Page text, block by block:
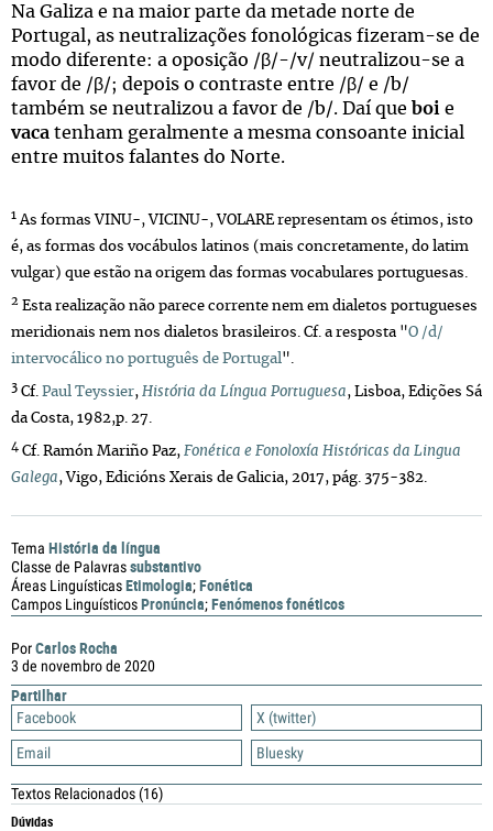
PorCarlos Rocha
3 de novembro de 2020
Partilhar
Facebook
X (twitter)
Email
Bluesky
Textos Relacionados(16)
Dúvidas
Na Galiza e na maior parte da metade norte de
Portugal, as neutralizações fonológicas fizeram-se de
modo diferente: a oposição /β/-/v/ neutralizou-se a
favor de /β/; depois o contraste entre /β/ e /b/
também se neutralizou a favor de /b/. Daí que boi e
vaca tenham geralmente a mesma consoante inicial
entre muitos falantes do Norte.
1 As formas VINU-, VICINU-, VOLARE representam os étimos, isto
é, as formas dos vocábulos latinos (mais concretamente, do latim
vulgar) que estão na origem das formas vocabulares portuguesas.
2 Esta realização não parece corrente nem em dialetos portugueses
meridionais nem nos dialetos brasileiros. Cf. a resposta "O /d/
intervocálico no português de Portugal".
3 Cf. Paul Teyssier, História da Língua Portuguesa, Lisboa, Edições Sá
da Costa, 1982,p. 27.
4 Cf. Ramón Mariño Paz, Fonética e Fonoloxía Históricas da Lingua
Galega, Vigo, Edicións Xerais de Galicia, 2017, pág. 375-382.
Tema História da língua
Classe de Palavrassubstantivo
Áreas LinguísticasEtimologia;Fonética
Campos LinguísticosPronúncia;Fenómenos fonéticos